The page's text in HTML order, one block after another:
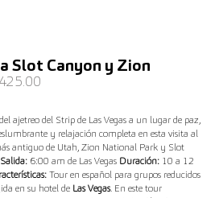
Slot Canyon y Zion
425.00
del ajetreo del Strip de Las Vegas a un lugar de paz,
y relajación completa en esta visita al
antiguo de Utah, Zion National Park y Slot
Salida: 6:00 am de Las Vegas Duración: 10 a 12
Tour en español para grupos reducidos
en su hotel de Las Vegas. En este tour